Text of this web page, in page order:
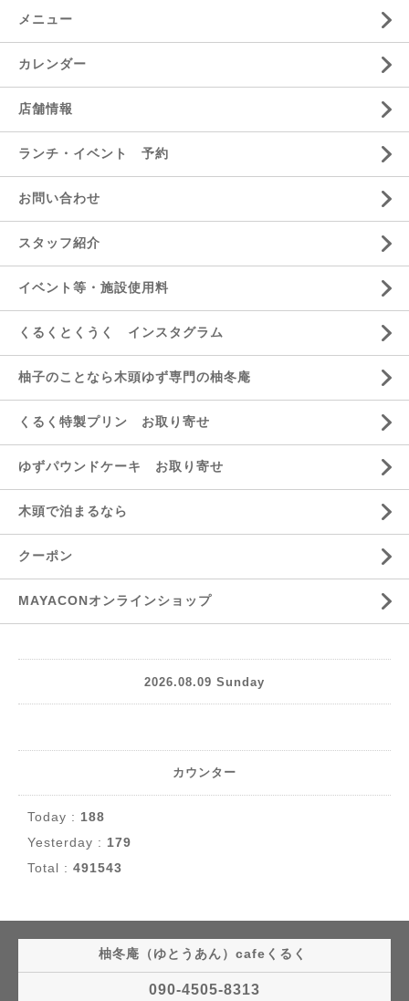
メニュー
カレンダー
店舗情報
ランチ・イベント 予約
お問い合わせ
スタッフ紹介
イベント等・施設使用料
くるくとくうく インスタグラム
柚子のことなら木頭ゆず専門の柚冬庵
くるく特製プリン お取り寄せ
ゆずパウンドケーキ お取り寄せ
木頭で泊まるなら
クーポン
MAYACONオンラインショップ
2026.08.09 Sunday
カウンター
Today : 188
Yesterday : 179
Total : 491543
柚冬庵（ゆとうあん）cafeくるく
090-4505-8313